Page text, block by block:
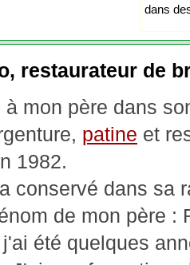
dans
, restaurateur de
mon père dans
patine et
1982.
conservé dans sa
de mon père :
été quelques